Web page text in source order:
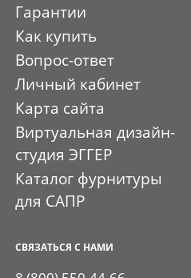
Гарантии
Как купить
Вопрос-ответ
Личный кабинет
Карта сайта
Виртуальная дизайн-
студия ЭГГЕР
Каталог фурнитуры
для САПР
СВЯЗАТЬСЯ С НАМИ